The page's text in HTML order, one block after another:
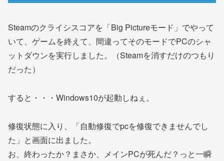
Steamのクライシスコアを「Big Pictureモード」でやって
いて、ゲームを終えて、間違ってそのモードでPCのシャ
ットダウンを実行しました。（Steamを消すだけのつもり
だった）
すると・・・Windows10が起動しねぇ。
修復状態に入り、「自動修復でpcを修復できませんでし
た」と画面に出ました。
お、終わったか？まさか、メインPCが死んだ？っと一瞬